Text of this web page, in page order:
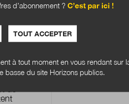
d’abonnement ? C’est par ici !
TOUT ACCEPTER
à tout moment en vous rendant sur
basse du site Horizons publics.